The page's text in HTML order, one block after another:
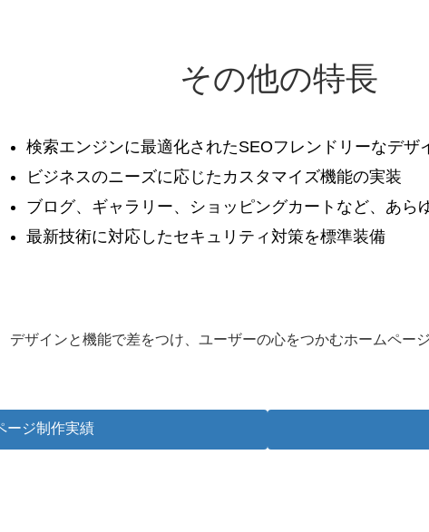
その他の特長
検索エンジンに最適化されたSEOフレンドリーなデザ
ビジネスのニーズに応じたカスタマイズ機能の実装
ブログ、ギャラリー、ショッピングカートなど、あら
最新技術に対応したセキュリティ対策を標準装備
デザインと機能で差をつけ、ユーザーの心をつかむホームペー
ージ制作実績